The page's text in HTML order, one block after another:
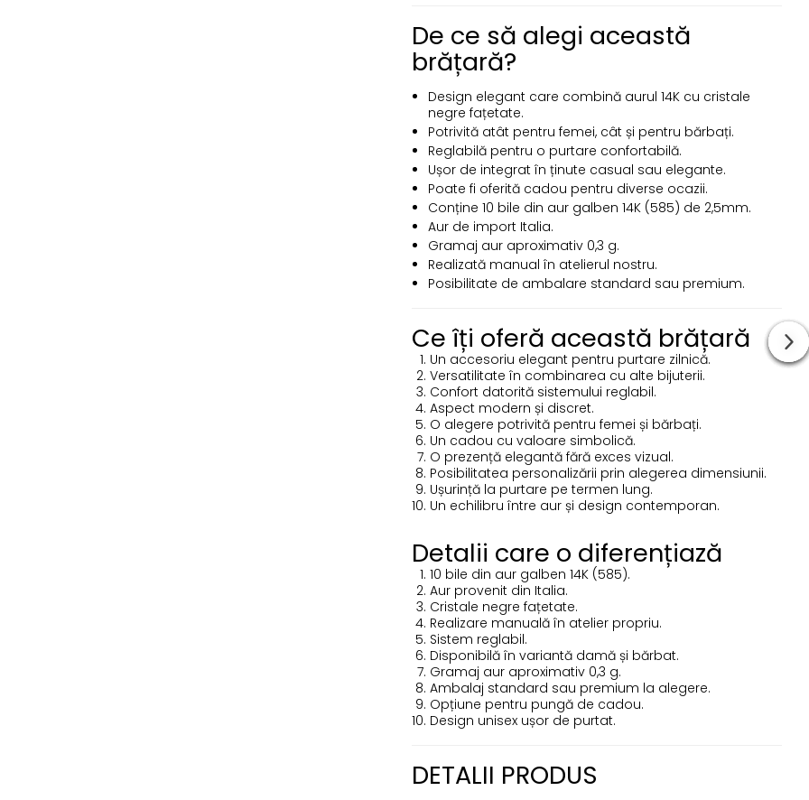
De ce să alegi această
brățară?
Design elegant care combină aurul 14K cu cristale
negre fațetate.
Potrivită atât pentru femei, cât și pentru bărbați.
Reglabilă pentru o purtare confortabilă.
Ușor de integrat în ținute casual sau elegante.
Poate fi oferită cadou pentru diverse ocazii.
Conține 10 bile din aur galben 14K (585) de 2,5mm.
Aur de import Italia.
Gramaj aur aproximativ 0,3 g.
Realizată manual în atelierul nostru.
Posibilitate de ambalare standard sau premium.
Ce îți oferă această brățară
Un accesoriu elegant pentru purtare zilnică.
Versatilitate în combinarea cu alte bijuterii.
Confort datorită sistemului reglabil.
Aspect modern și discret.
O alegere potrivită pentru femei și bărbați.
Un cadou cu valoare simbolică.
O prezență elegantă fără exces vizual.
Posibilitatea personalizării prin alegerea dimensiunii.
Ușurință la purtare pe termen lung.
Un echilibru între aur și design contemporan.
Detalii care o diferențiază
10 bile din aur galben 14K (585).
Aur provenit din Italia.
Cristale negre fațetate.
Realizare manuală în atelier propriu.
Sistem reglabil.
Disponibilă în variantă damă și bărbat.
Gramaj aur aproximativ 0,3 g.
Ambalaj standard sau premium la alegere.
Opțiune pentru pungă de cadou.
Design unisex ușor de purtat.
DETALII PRODUS